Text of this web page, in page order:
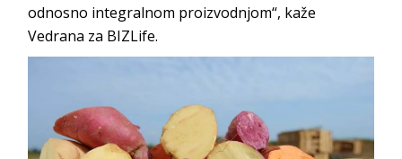
odnosno integralnom proizvodnjom“, kaže
Vedrana za BIZLife.